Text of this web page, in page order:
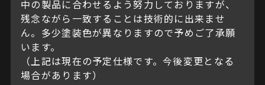
中の製品に合わせるよう努力しておりますが、
残念ながら一致することは技術的に出来ませ
ん。多少塗装色が異なりますので予めご了承願
います。
（上記は現在の予定仕様です。今後変更となる
場合があります）